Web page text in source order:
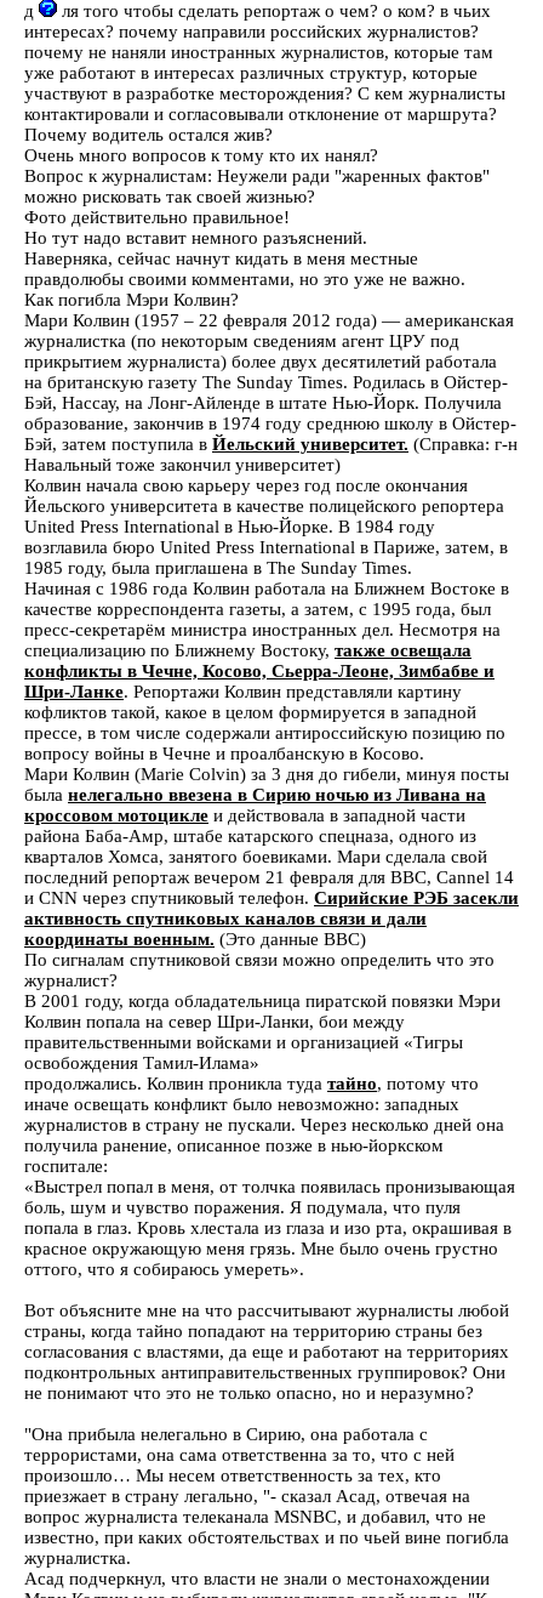
д
ля того чтобы сделать репортаж о чем? о ком? в чьих
интересах? почему направили российских журналистов?
почему не наняли иностранных журналистов, которые там
уже работают в интересах различных структур, которые
участвуют в разработке месторождения? С кем журналисты
контактировали и согласовывали отклонение от маршрута?
Почему водитель остался жив?
Очень много вопросов к тому кто их нанял?
Вопрос к журналистам: Неужели ради "жаренных фактов"
можно рисковать так своей жизнью?
Фото действительно правильное!
Но тут надо вставит немного разъяснений.
Наверняка, сейчас начнут кидать в меня местные
правдолюбы своими комментами, но это уже не важно.
Как погибла Мэри Колвин?
Мари Колвин (1957 – 22 февраля 2012 года) — американская
журналистка (по некоторым сведениям агент ЦРУ под
прикрытием журналиста) более двух десятилетий работала
на британскую газету The Sunday Times. Родилась в Ойстер-
Бэй, Нассау, на Лонг-Айленде в штате Нью-Йорк. Получила
образование, закончив в 1974 году среднюю школу в Ойстер-
Бэй, затем поступила в Йельский университет. (Справка: г-н
Навальный тоже закончил университет)
Колвин начала свою карьеру через год после окончания
Йельского университета в качестве полицейского репортера
United Press International в Нью-Йорке. В 1984 году
возглавила бюро United Press International в Париже, затем, в
1985 году, была приглашена в The Sunday Times.
Начиная с 1986 года Колвин работала на Ближнем Востоке в
качестве корреспондента газеты, а затем, с 1995 года, был
пресс-секретарём министра иностранных дел. Несмотря на
специализацию по Ближнему Востоку, также освещала
конфликты в Чечне, Косово, Сьерра-Леоне, Зимбабве и
Шри-Ланке. Репортажи Колвин представляли картину
кофликтов такой, какое в целом формируется в западной
прессе, в том числе содержали антироссийскую позицию по
вопросу войны в Чечне и проалбанскую в Косово.
Мари Колвин (Marie Colvin) за 3 дня до гибели, минуя посты
была нелегально ввезена в Сирию ночью из Ливана на
кроссовом мотоцикле и действовала в западной части
района Баба-Амр, штабе катарского спецназа, одного из
кварталов Хомса, занятого боевиками. Мари сделала свой
последний репортаж вечером 21 февраля для BBC, Cannel 14
и CNN через спутниковый телефон. Сирийские РЭБ засекли
активность спутниковых каналов связи и дали
координаты военным. (Это данные BBC)
По сигналам спутниковой связи можно определить что это
журналист?
В 2001 году, когда обладательница пиратской повязки Мэри
Колвин попала на север Шри-Ланки, бои между
правительственными войсками и организацией «Тигры
освобождения Тамил-Илама»
продолжались. Колвин проникла туда тайно, потому что
иначе освещать конфликт было невозможно: западных
журналистов в страну не пускали. Через несколько дней она
получила ранение, описанное позже в нью-йоркском
госпитале:
«Выстрел попал в меня, от толчка появилась пронизывающая
боль, шум и чувство поражения. Я подумала, что пуля
попала в глаз. Кровь хлестала из глаза и изо рта, окрашивая в
красное окружающую меня грязь. Мне было очень грустно
оттого, что я собираюсь умереть».
Вот объясните мне на что рассчитывают журналисты любой
страны, когда тайно попадают на территорию страны без
согласования с властями, да еще и работают на территориях
подконтрольных антиправительственных группировок? Они
не понимают что это не только опасно, но и неразумно?
"Она прибыла нелегально в Сирию, она работала с
террористами, она сама ответственна за то, что с ней
произошло… Мы несем ответственность за тех, кто
приезжает в страну легально, "- сказал Асад, отвечая на
вопрос журналиста телеканала MSNBC, и добавил, что не
известно, при каких обстоятельствах и по чьей вине погибла
журналистка.
Асад подчеркнул, что власти не знали о местонахождении